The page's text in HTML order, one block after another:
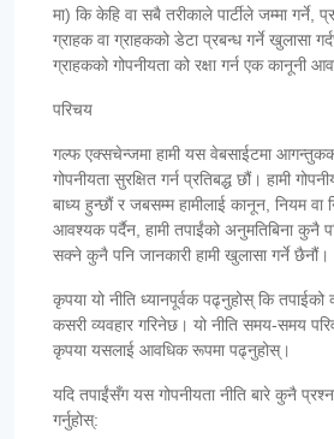
मा) कि केहि वा सबै तरीकाले पार्टीले जम्मा गर्ने,
ग्राहक वा ग्राहकको डेटा प्रबन्ध गर्ने खुलासा
ग्राहकको गोपनीयता को रक्षा गर्न एक कानूनी
परिचय
गल्फ एक्सचेन्जमा हामी यस वेबसाईटमा
गोपनीयता सुरक्षित गर्न प्रतिबद्ध छौं। हामी
बाध्य हुन्छौं र जबसम्म हामीलाई कानून, नियम वा
आवश्यक पर्दैन, हामी तपाईंको अनुमतिबिना कुनै
सक्ने कुनै पनि जानकारी हामी खुलासा गर्ने छैनौं।
कृपया यो नीति ध्यानपूर्वक पढ्नुहोस् कि तपाईको
कसरी व्यवहार गरिनेछ। यो नीति समय-समय
कृपया यसलाई आवधिक रूपमा पढ्नुहोस्।
यदि तपाईंसँग यस गोपनीयता नीति बारे कुनै
गर्नुहोस्: